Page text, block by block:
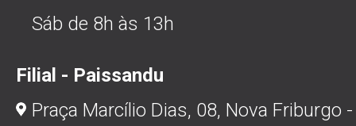
Sáb de 8h às 13h
Filial - Paissandu
Praça Marcílio Dias, 08, Nova Friburgo